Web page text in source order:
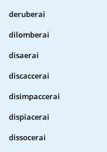
deruberai
dilomberai
disaerai
discaccerai
disimpaccerai
dispiacerai
dissocerai